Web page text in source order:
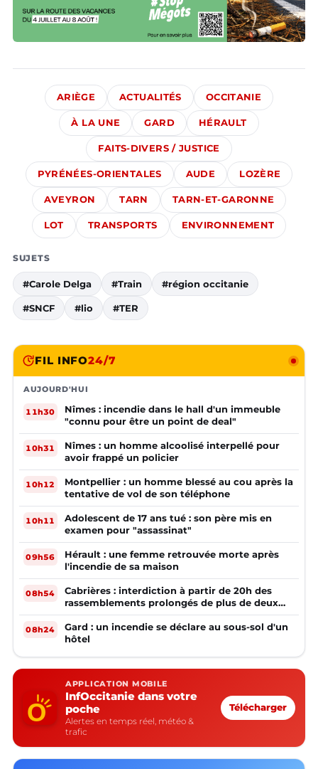
ARIÈGE ACTUALITÉS OCCITANIE
À LA UNE GARD HÉRAULT
FAITS-DIVERS / JUSTICE
PYRÉNÉES-ORIENTALES AUDE LOZÈRE
AVEYRON TARN TARN-ET-GARONNE
LOT TRANSPORTS ENVIRONNEMENT
SUJETS
#Carole Delga #Train #région occitanie
#SNCF #lio #TER
FIL INFO24/7
AUJOURD'HUI
11h30
Nîmes : incendie dans le hall d'un immeuble
"connu pour être un point de deal"
10h31
Nîmes : un homme alcoolisé interpellé pour
avoir frappé un policier
10h12
Montpellier : un homme blessé au cou après la
tentative de vol de son téléphone
10h11
Adolescent de 17 ans tué : son père mis en
examen pour "assassinat"
09h56
Hérault : une femme retrouvée morte après
l'incendie de sa maison
08h54
Cabrières : interdiction à partir de 20h des
rassemblements prolongés de plus de deux
mineurs non accompagnés d'un adulte
08h24
Gard : un incendie se déclare au sous-sol d'un
hôtel
APPLICATION MOBILE
InfOccitanie dans votre
poche
Alertes en temps réel, météo &
trafic
Télécharger